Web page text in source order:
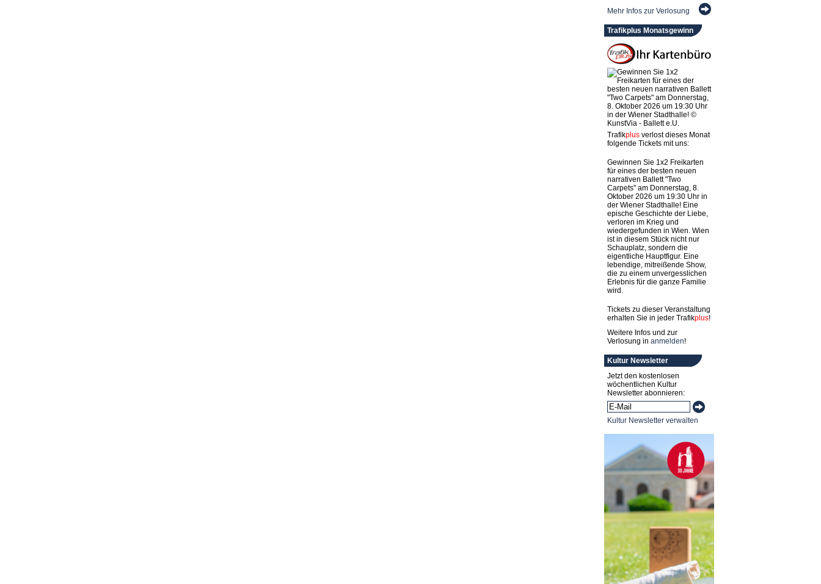
Mehr Infos zur Verlosung
Trafikplus Monatsgewinn
Trafikplusverlost dieses Monat
folgende Tickets mit uns:
Gewinnen Sie 1x2 Freikarten
für eines der besten neuen
narrativen Ballett "Two
Carpets" am Donnerstag, 8.
Oktober 2026 um 19:30 Uhr in
der Wiener Stadthalle! Eine
epische Geschichte der Liebe,
verloren im Krieg und
wiedergefunden in Wien. Wien
ist in diesem Stück nicht nur
Schauplatz, sondern die
eigentliche Hauptfigur. Eine
lebendige, mitreißende Show,
die zu einem unvergesslichen
Erlebnis für die ganze Familie
wird.
Tickets zu dieser Veranstaltung
erhalten Sie in jeder Trafikplus!
Weitere Infos und zur
Verlosung in anmelden!
Kultur Newsletter
Jetzt den kostenlosen
wöchentlichen Kultur
Newsletter abonnieren:
Kultur Newsletter verwalten